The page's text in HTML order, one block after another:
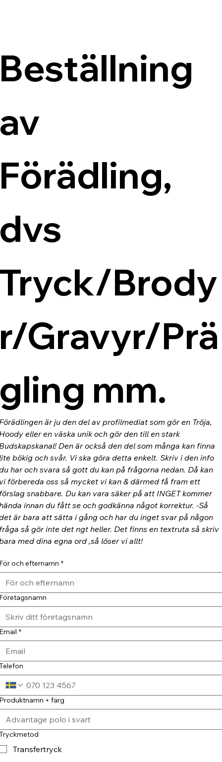
Brody
Gravyr/Prä
mm.
är ju den del av profilmediat som gör en Tröja,
eller en väska unik och gör den till en stark
Den är också den del som många kan finna
bökig och svår. Vi ska göra detta enkelt. Skriv i den info
har och svara så gott du kan på frågorna nedan. Då kan
förbereda oss så mycket vi kan & därmed få fram ett
snabbare. Du kan vara säker på att INGET kommer
innan du fått se och godkänna något korrektur. -Så
är bara att sätta i gång och har du inget svar på någon
så gör inte det ngt heller. Det finns en textruta så skriv
med dina egna ord ,så löser vi allt!
och efternamn *
*
+ färg
Transfertryck